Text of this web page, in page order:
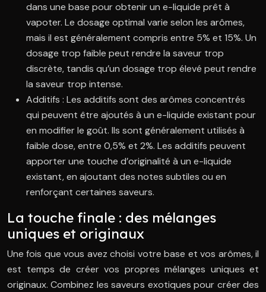
dans une base pour obtenir un e-liquide prêt à
vapoter. Le dosage optimal varie selon les arômes,
mais il est généralement compris entre 5% et 15%. Un
dosage trop faible peut rendre la saveur trop
discrète, tandis qu’un dosage trop élevé peut rendre
la saveur trop intense.
Additifs : Les additifs sont des arômes concentrés
qui peuvent être ajoutés à un e-liquide existant pour
en modifier le goût. Ils sont généralement utilisés à
faible dose, entre 0,5% et 2%. Les additifs peuvent
apporter une touche d’originalité à un e-liquide
existant, en ajoutant des notes subtiles ou en
renforçant certaines saveurs.
La touche finale : des mélanges
uniques et originaux
Une fois que vous avez choisi votre base et vos arômes, il
est temps de créer vos propres mélanges uniques et
originaux. Combinez les saveurs exotiques pour créer des